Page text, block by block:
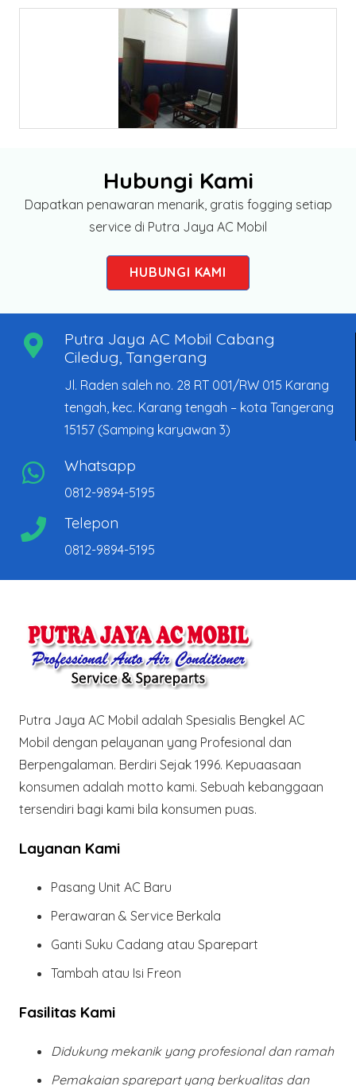
Hubungi Kami
Dapatkan penawaran menarik, gratis fogging setiap
service di Putra Jaya AC Mobil
HUBUNGI KAMI
Putra Jaya AC Mobil Cabang
Ciledug, Tangerang
Jl. Raden saleh no. 28 RT 001/RW 015 Karang
tengah, kec. Karang tengah – kota Tangerang
15157 (Samping karyawan 3)
Whatsapp
0812-9894-5195
Telepon
0812-9894-5195
Putra Jaya AC Mobil adalah Spesialis Bengkel AC
Mobil dengan pelayanan yang Profesional dan
Berpengalaman. Berdiri Sejak 1996. Kepuaasaan
konsumen adalah motto kami. Sebuah kebanggaan
tersendiri bagi kami bila konsumen puas.
Layanan Kami
Pasang Unit AC Baru
Perawaran & Service Berkala
Ganti Suku Cadang atau Sparepart
Tambah atau Isi Freon
Fasilitas Kami
Didukung mekanik yang profesional dan ramah
Pemakaian sparepart yang berkualitas dan